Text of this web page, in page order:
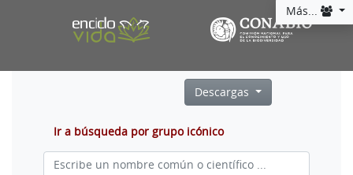
Más...
Descargas
Ir a búsqueda por grupo icónico